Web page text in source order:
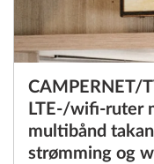
CAMPERNET/
LTE-/wifi-ruter
multibånd
strømming og